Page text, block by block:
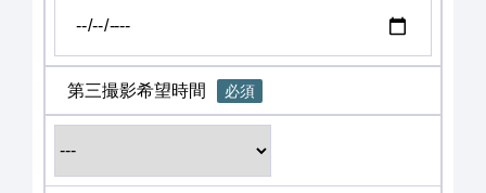
第三撮影希望時間 必須